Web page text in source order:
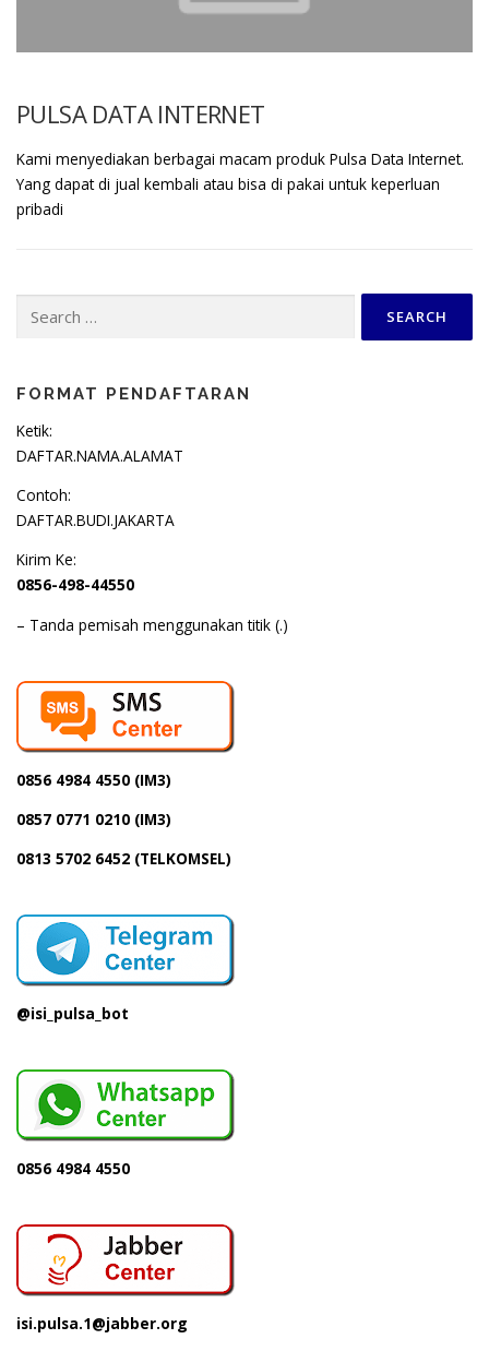
PULSA DATA INTERNET
Kami menyediakan berbagai macam produk Pulsa Data Internet.
Yang dapat di jual kembali atau bisa di pakai untuk keperluan
pribadi
FORMAT PENDAFTARAN
Ketik:
DAFTAR.NAMA.ALAMAT
Contoh:
DAFTAR.BUDI.JAKARTA
Kirim Ke:
0856-498-44550
– Tanda pemisah menggunakan titik (.)
0856 4984 4550 (IM3)
0857 0771 0210 (IM3)
0813 5702 6452 (TELKOMSEL)
@isi_pulsa_bot
0856 4984 4550
isi.pulsa.1@jabber.org